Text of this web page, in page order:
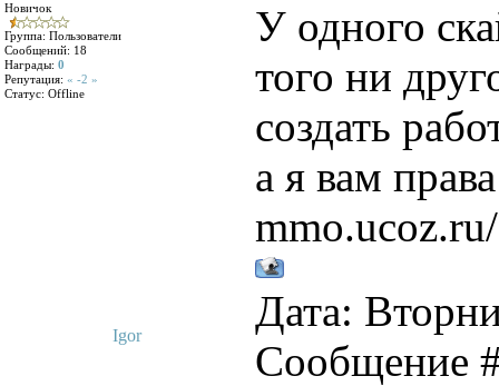
Новичок
Группа: Пользователи
Сообщений: 18
Награды: 0
Репутация: « -2 »
Статус: Offline
У одного
того ни
создать
а я вам
mmo.ucoz.ru/
Igor
Дата:
Сообщение